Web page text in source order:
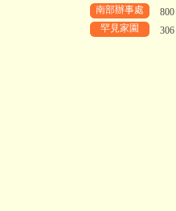
南部辦事處
罕見家園